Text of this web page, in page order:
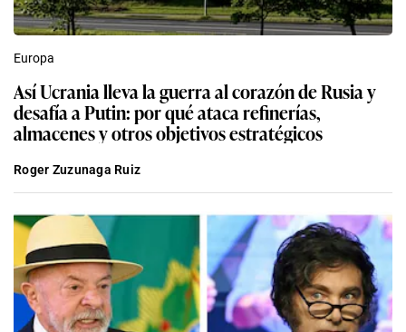
Europa
Así Ucrania lleva la guerra al corazón de Rusia y
desafía a Putin: por qué ataca refinerías,
almacenes y otros objetivos estratégicos
Roger Zuzunaga Ruiz